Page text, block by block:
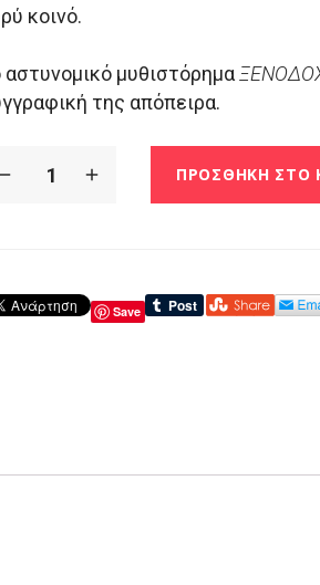
κοινό.
αστυνομικό μυθιστόρημα
της απόπειρα.
ΠΡΟΣΘΉΚΗ ΣΤΟ
Save